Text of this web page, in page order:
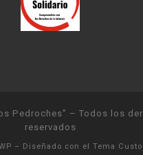
Pedroches" – Todos los
reservados
– Diseñado con el Tema